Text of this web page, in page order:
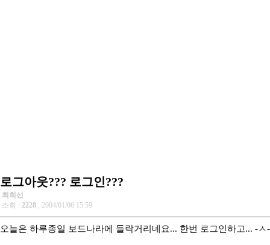
로그아웃??? 로그인???
최희선
조회 : 2228 , 2004/01/06 15:59
오늘은 하루종일 보드나라에 들락거리네요... 한번 로그인하고... -ㅅ-